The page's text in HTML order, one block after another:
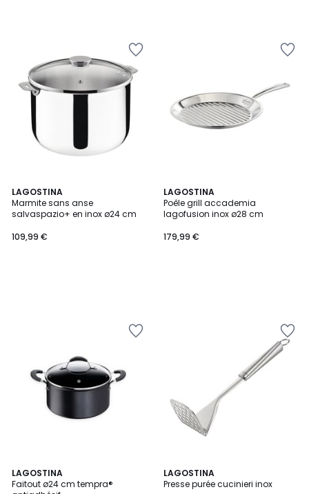
LAGOSTINA
Marmite sans anse
salvaspazio+ en inox ø24 cm
109,99 €
LAGOSTINA
Poêle grill accademia
lagofusion inox ø28 cm
179,99 €
LAGOSTINA
Faitout ø24 cm tempra®
LAGOSTINA
Presse purée cucinieri inox